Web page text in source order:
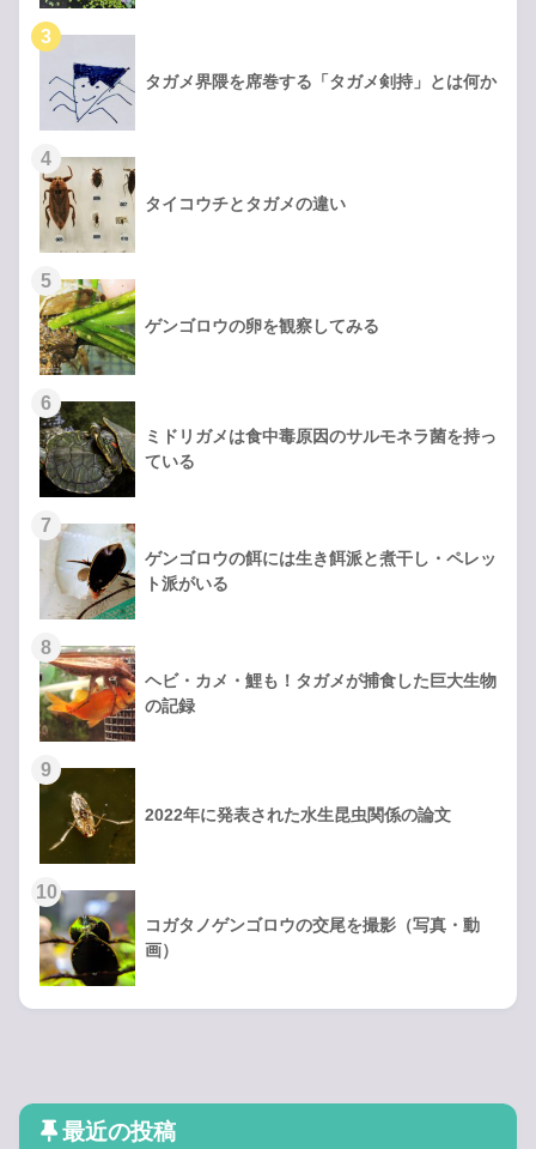
タガメ界隈を席巻する「タガメ剣持」とは何か
タイコウチとタガメの違い
ゲンゴロウの卵を観察してみる
ミドリガメは食中毒原因のサルモネラ菌を持っ
ている
ゲンゴロウの餌には生き餌派と煮干し・ペレッ
ト派がいる
ヘビ・カメ・鯉も！タガメが捕食した巨大生物
の記録
2022年に発表された水生昆虫関係の論文
コガタノゲンゴロウの交尾を撮影（写真・動
画）
最近の投稿